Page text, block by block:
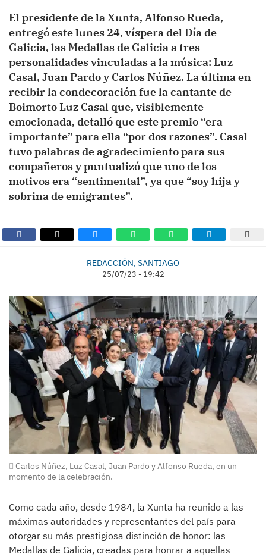
El presidente de la Xunta, Alfonso Rueda,
entregó este lunes 24, víspera del Día de
Galicia, las Medallas de Galicia a tres
personalidades vinculadas a la música: Luz
Casal, Juan Pardo y Carlos Núñez. La última en
recibir la condecoración fue la cantante de
Boimorto Luz Casal que, visiblemente
emocionada, detalló que este premio “era
importante” para ella “por dos razones”. Casal
tuvo palabras de agradecimiento para sus
compañeros y puntualizó que uno de los
motivos era “sentimental”, ya que “soy hija y
sobrina de emigrantes”.
REDACCIÓN, SANTIAGO
25/07/23 - 19:42
Carlos Núñez, Luz Casal, Juan Pardo y Alfonso Rueda, en un
momento de la celebración.
Como cada año, desde 1984, la Xunta ha reunido a las
máximas autoridades y representantes del país para
otorgar su más prestigiosa distinción de honor: las
Medallas de Galicia, creadas para honrar a aquellas